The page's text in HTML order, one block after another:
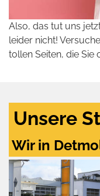
Also, das tut uns
leider nicht!
tollen Seiten, die Sie
Unsere
Wir in